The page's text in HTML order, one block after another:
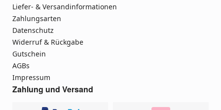
Liefer- & Versandinformationen
Zahlungsarten
Datenschutz
Widerruf & Rückgabe
Gutschein
AGBs
Impressum
Zahlung und Versand